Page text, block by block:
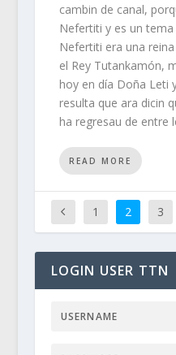
cambin de canal,
Nefertiti y es un
Nefertiti era una
el Rey Tutankamón,
hoy en día Doña Leti
resulta que ara dicin
ha regresau de entre
READ MORE
1 2 3
LOGIN USER TTN